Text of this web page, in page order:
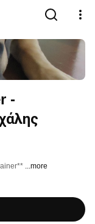
-
...more